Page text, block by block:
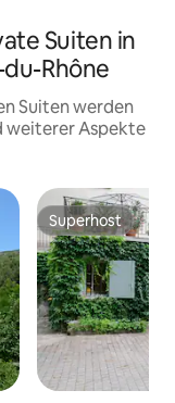
Suiten in
Rhône
Suiten werden
weiterer Aspekte
Superhost
Superhost